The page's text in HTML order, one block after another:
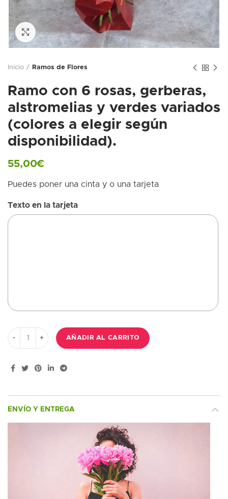
Ampliar foto
Inicio Ramos de Flores
Ramo con 6 rosas, gerberas,
alstromelias y verdes variados
(colores a elegir según
disponibilidad).
55,00€
Puedes poner una cinta y o una tarjeta
Texto en la tarjeta
Ramo con 6 rosas, gerberas, alstromelias y verdes variados
AÑADIR AL CARRITO
ENVÍO Y ENTREGA